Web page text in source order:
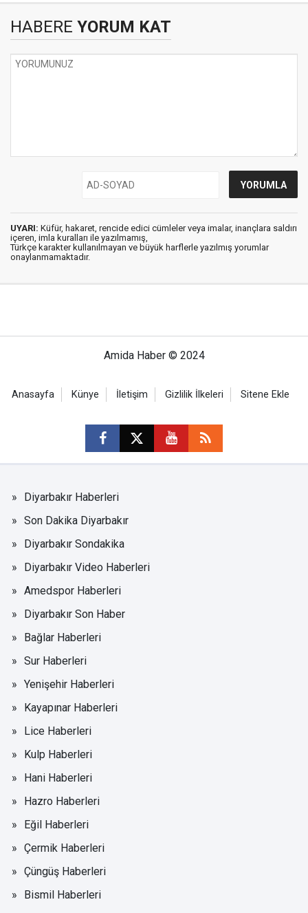
HABERE YORUM KAT
UYARI: Küfür, hakaret, rencide edici cümleler veya imalar, inançlara saldırı
içeren, imla kuralları ile yazılmamış,
Türkçe karakter kullanılmayan ve büyük harflerle yazılmış yorumlar
onaylanmamaktadır.
Amida Haber © 2024
Anasayfa Künye İletişim Gizlilik İlkeleri Sitene Ekle
Diyarbakır Haberleri
Son Dakika Diyarbakır
Diyarbakır Sondakika
Diyarbakır Video Haberleri
Amedspor Haberleri
Diyarbakır Son Haber
Bağlar Haberleri
Sur Haberleri
Yenişehir Haberleri
Kayapınar Haberleri
Lice Haberleri
Kulp Haberleri
Hani Haberleri
Hazro Haberleri
Eğil Haberleri
Çermik Haberleri
Çüngüş Haberleri
Bismil Haberleri